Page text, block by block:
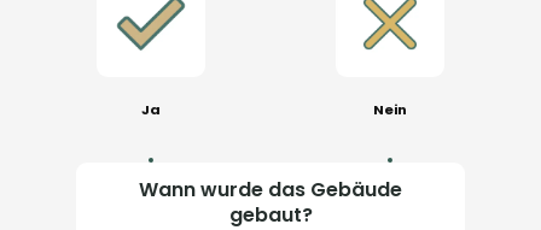
Ja Nein
Wann wurde das Gebäude
gebaut?